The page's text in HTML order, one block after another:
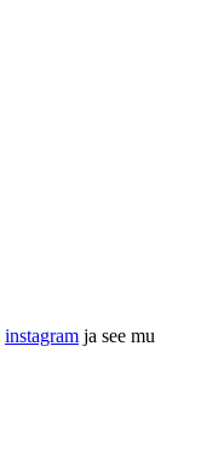
instagram ja see mu